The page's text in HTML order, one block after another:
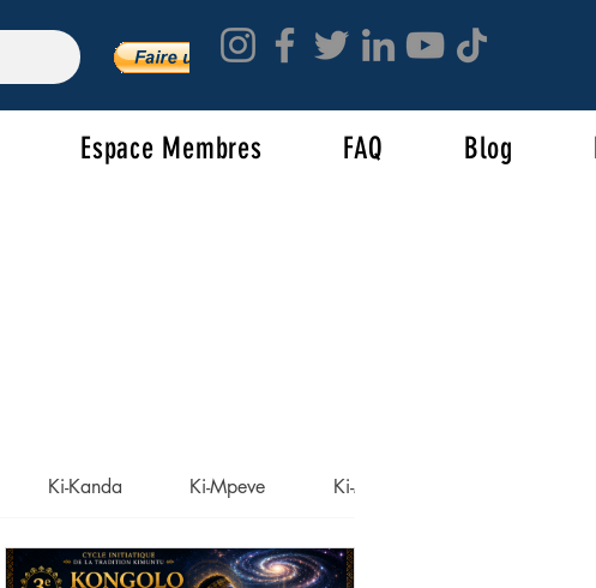
Espace Membres FAQ Blog
Ki-Kanda Ki-Mpeve Ki-Mazayu